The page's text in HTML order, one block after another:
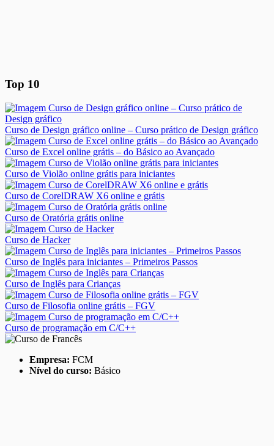
Top 10
Curso de Design gráfico online – Curso prático de Design gráfico
Curso de Excel online grátis – do Básico ao Avançado
Curso de Violão online grátis para iniciantes
Curso de CorelDRAW X6 online e grátis
Curso de Oratória grátis online
Curso de Hacker
Curso de Inglês para iniciantes – Primeiros Passos
Curso de Inglês para Crianças
Curso de Filosofia online grátis – FGV
Curso de programação em C/C++
Empresa: FCM
Nível do curso: Básico